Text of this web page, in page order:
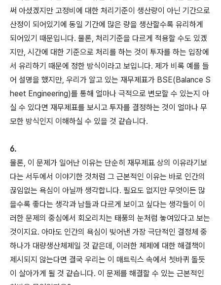
써 아셨겠지만 고정비에 대한 처리기준이 생산량이 아닌 기간으로
산정이 되어있기에 동일 기간에 많은 량을 생산할수록 유리하게
되어있기 때문입니다. 물론, 처리기준을 다르게 적용할 수도 있겠
지만, 시간에 대한 기준으로 처리를 하는 것이 투자를 하는 입장에
서 유리하기 때문에 정한 방식이라고 보입니다. 제가 비록 예를 들
어 설명을 했지만, 우리가 알고 있는 재무제표가 BSE(Balance S
heet Engineering)를 통해 얼마나 극적으로 변모할 수 있는지 아
실 수 있다면 재무제표를 보시고 투자를 결정하는 것이 얼마나 무
모한 방식인지 이해하실 수 있을 것 같습니다.
6.
물론, 이 문제가 일어난 이유는 단순히 재무제표 상의 이유라기보
다는 서두에서 이야기한 것처럼 그 근본적인 이유는 바로 인간의
끊임없는 욕심이 아닐까 생각합니다. 필요도 없지만 무엇이든 많
을수록 좋다는 생각과 남들과 다르게 보이고 싶다는 생각들이 이
러한 문제의 중심에서 회오리치는 태풍의 눈처럼 놓여있다고 보는
것이지요. 아마도 인간의 욕심이 빚어낸 가장 극단적인 결정체 중
하나가 대량생산체제일 것 같은데, 이러한 체제에 대한 해결책이
제시되지 않는다면 결국 우리는 이 매트릭스 속에서 쳇바퀴 돌듯
이 살아가게 될 것 같습니다. 이 문제를 해결할 수 있는 근본적인